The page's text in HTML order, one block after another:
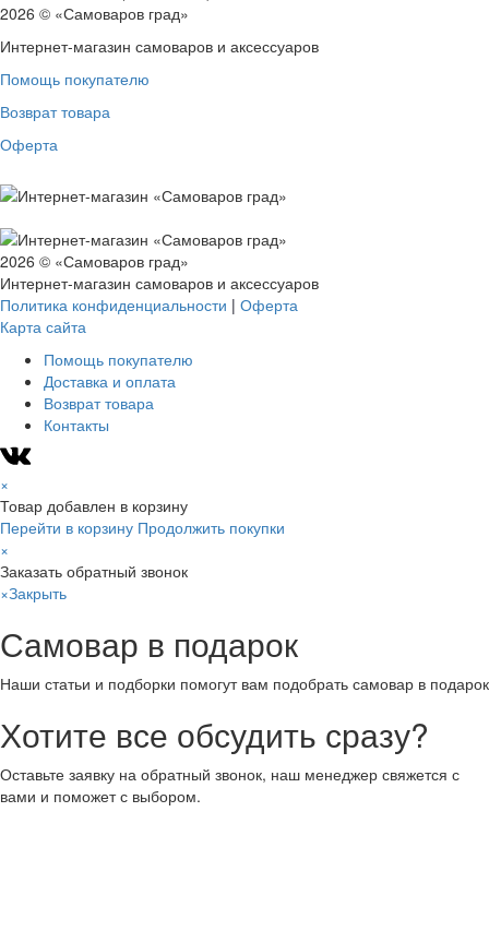
2026 © «Самоваров град»
Интернет-магазин самоваров и аксессуаров
Помощь покупателю
Возврат товара
Оферта
2026 © «Самоваров град»
Интернет-магазин самоваров и аксессуаров
Политика конфиденциальности | Оферта
Карта сайта
Помощь покупателю
Доставка и оплата
Возврат товара
Контакты
×
Товар добавлен в корзину
Перейти в корзину Продолжить покупки
×
Заказать обратный звонок
×Закрыть
Самовар в подарок
Наши статьи и подборки помогут вам подобрать самовар в подарок
Хотите все обсудить сразу?
Оставьте заявку на обратный звонок, наш менеджер свяжется с
вами и поможет с выбором.